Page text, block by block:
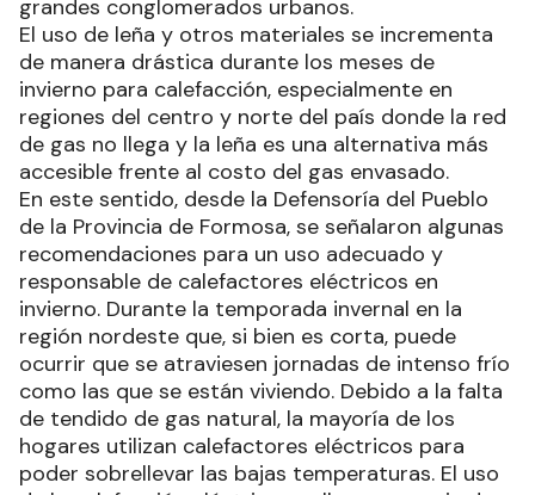
grandes conglomerados urbanos.
El uso de leña y otros materiales se incrementa
de manera drástica durante los meses de
invierno para calefacción, especialmente en
regiones del centro y norte del país donde la red
de gas no llega y la leña es una alternativa más
accesible frente al costo del gas envasado.
En este sentido, desde la Defensoría del Pueblo
de la Provincia de Formosa, se señalaron algunas
recomendaciones para un uso adecuado y
responsable de calefactores eléctricos en
invierno. Durante la temporada invernal en la
región nordeste que, si bien es corta, puede
ocurrir que se atraviesen jornadas de intenso frío
como las que se están viviendo. Debido a la falta
de tendido de gas natural, la mayoría de los
hogares utilizan calefactores eléctricos para
poder sobrellevar las bajas temperaturas. El uso